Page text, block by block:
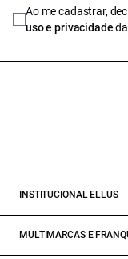
Ao me cadastrar,
uso e privacidade
INSTITUCIONAL ELLUS
MULTIMARCAS E